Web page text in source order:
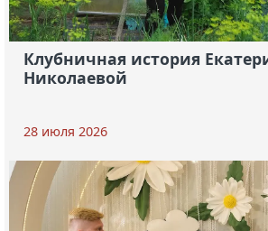
Клубничная история
Николаевой
28 июля 2026